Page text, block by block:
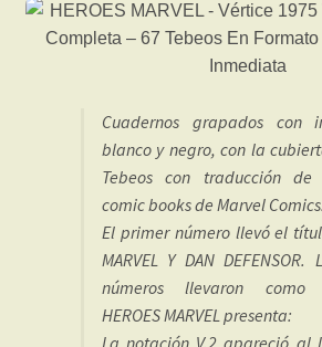
Cuadernos grapados con
blanco y negro, con la
Tebeos con traducción de
comic books de Marvel Comics.
El primer número llevó el
MARVEL Y DAN DEFENSOR.
números llevaron como
HEROES MARVEL presenta:
La notación V.2 apareció al